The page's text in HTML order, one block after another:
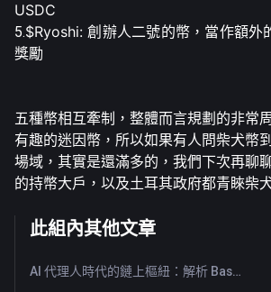
USDC
5.$Ryoshi:創辦人二號的幣，當作額外
獎勵
五種幣相互牽制，整體而言規劃的非常
有趣的迷因幣，所以如果有人問柴犬幣
場域，其實是還滿多的，我們下次再聊
的持幣大戶，以及土耳其政府都青睞柴
此組內其他文章
AI 代理人時代的鏈上樞紐：解析 Base MCP 如何重塑 Web3 代理